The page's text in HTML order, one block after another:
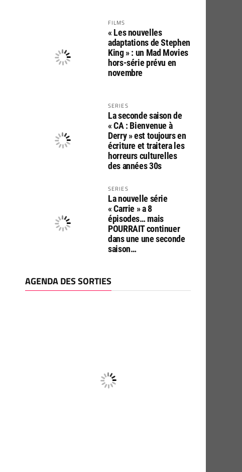
FILMS
« Les nouvelles
adaptations de Stephen
King » : un Mad Movies
hors-série prévu en
novembre
SERIES
La seconde saison de
« CA : Bienvenue à
Derry » est toujours en
écriture et traitera les
horreurs culturelles
des années 30s
SERIES
La nouvelle série
« Carrie » a 8
épisodes… mais
POURRAIT continuer
dans une une seconde
saison…
AGENDA DES SORTIES